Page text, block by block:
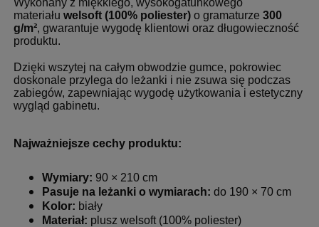
materiału welsoft (100% poliester) o gramaturze 300
g/m², gwarantuje wygodę klientowi oraz długowieczność
produktu.
Dzięki wszytej na całym obwodzie gumce, pokrowiec
doskonale przylega do leżanki i nie zsuwa się podczas
zabiegów, zapewniając wygodę użytkowania i estetyczny
wygląd gabinetu.
Najważniejsze cechy produktu:
Wymiary: 90 × 210 cm
Pasuje na leżanki o wymiarach: do 190 × 70 cm
Kolor: biały
Materiał: plusz welsoft (100% poliester)